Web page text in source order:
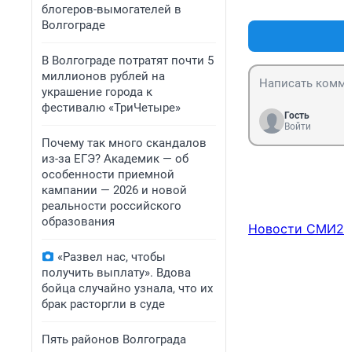
блогеров-вымогателей в
Волгограде
В Волгограде потратят почти 5
миллионов рублей на
украшение города к
фестивалю «ТриЧетыре»
Почему так много скандалов
из-за ЕГЭ? Академик — об
особенности приемной
кампании — 2026 и новой
реальности российского
образования
«Развел нас, чтобы
получить выплату». Вдова
бойца случайно узнала, что их
брак расторгли в суде
Пять районов Волгограда
Гость
Войти
Новости СМИ2